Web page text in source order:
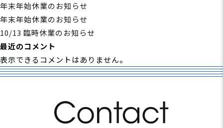
年末年始休業のお知らせ
年末年始休業のお知らせ
10/13 臨時休業のお知らせ
最近のコメント
表示できるコメントはありません。